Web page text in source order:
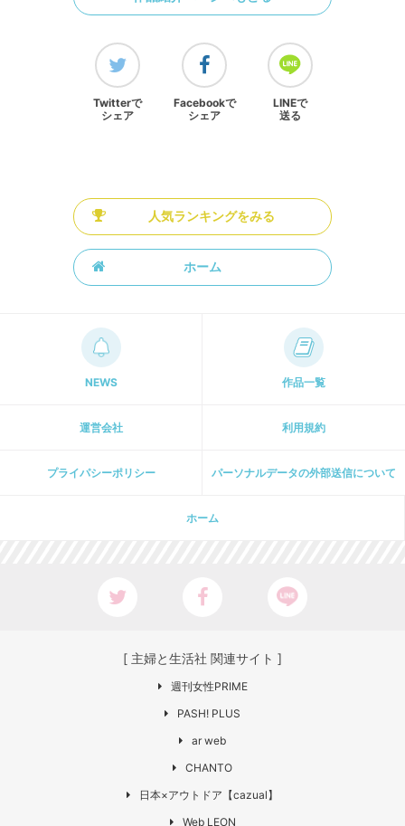
Twitterで
シェア
Facebookで
シェア
LINEで
送る
人気ランキングをみる
ホーム
NEWS 作品一覧
運営会社 利用規約
プライパシーポリシー パーソナルデータの外部送信について
ホーム
[ 主婦と生活社 関連サイト ]
週刊女性PRIME
PASH! PLUS
ar web
CHANTO
日本×アウトドア【cazual】
Web LEON